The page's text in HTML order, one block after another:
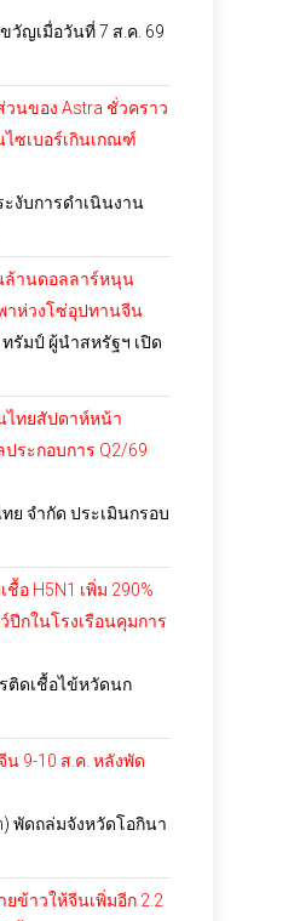
วัญเมื่อวันที่ 7 ส.ค. 69
วนของ Astra ชั่วคราว
ซเบอร์เกินเกณฑ์
ะงับการดำเนินงาน
ล้านดอลลาร์หนุน
าห่วงโซ่อุปทานจีน
รัมป์ ผู้นำสหรัฐฯ เปิด
ไทยสัปดาห์หน้า
ประกอบการ Q2/69
ย จำกัด ประเมินกรอบ
อ H5N1 เพิ่ม 290%
ปีกในโรงเรือนคุมการ
ติดเชื้อไข้หวัดนก
9-10 ส.ค. หลังพัด
พัดถล่มจังหวัดโอกินา
ยข้าวให้จีนเพิ่มอีก 2.2